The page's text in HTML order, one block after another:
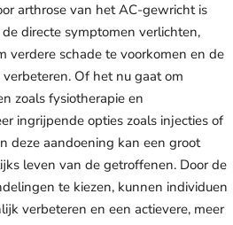
arthrose van het AC-gewricht is
directe symptomen verlichten,
verdere schade te voorkomen en de
Of het nu gaat om
zoals fysiotherapie en
ingrijpende opties zoals injecties of
deze aandoening kan een groot
leven van de getroffenen. Door de
te kiezen, kunnen individuen
verbeteren en een actievere, meer